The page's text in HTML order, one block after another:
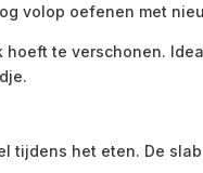
volop oefenen met
te verschonen.
tijdens het eten. De